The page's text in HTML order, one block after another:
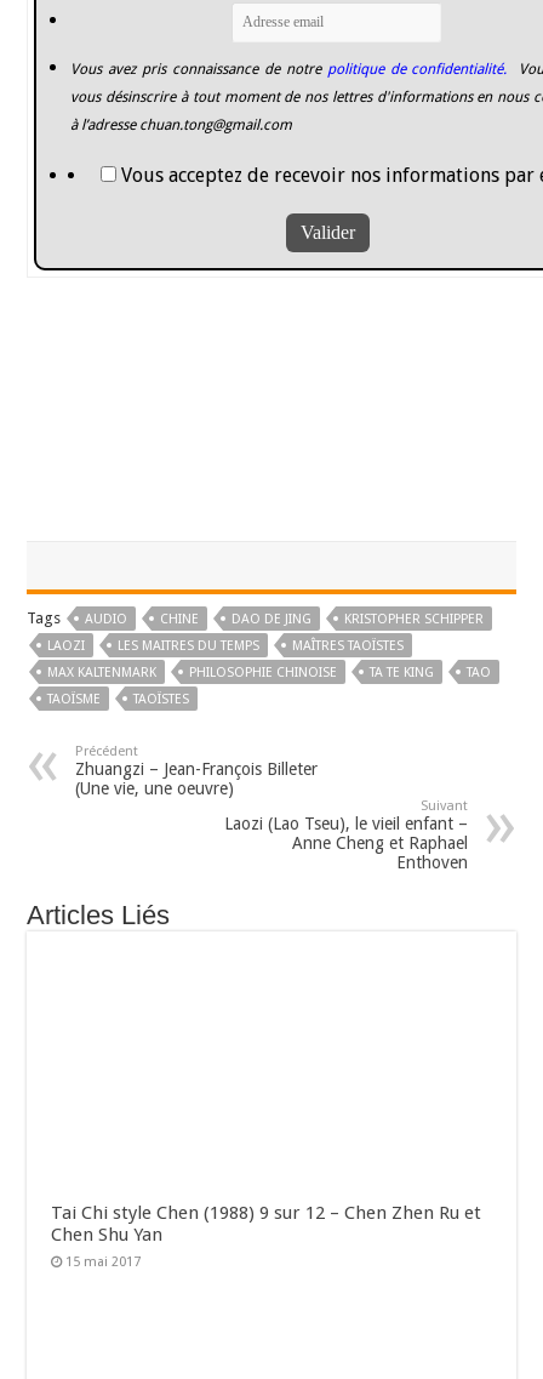
Vous avez pris connaissance de notrepolitique de confidentialité.
vous désinscrire à tout moment de nos lettres d'informations en nous
à l’adresse chuan.tong@gmail.com
Vous acceptez de recevoir nos informations par
Tags AUDIO CHINE DAO DE JING
KRISTOPHER SCHIPPER
LAOZI
LES MAITRES DU TEMPS
MAÎTRES TAOÏSTES
MAX KALTENMARK
PHILOSOPHIE CHINOISE TA TE KING
TAO
TAOÏSME
TAOÏSTES
Précédent
Zhuangzi – Jean-François Billeter
(Une vie, une oeuvre)
Suivant
Laozi (Lao Tseu), le vieil enfant –
Anne Cheng et Raphael
Enthoven
Articles Liés
Tai Chi style Chen (1988) 9 sur 12 – Chen Zhen Ru et
Chen Shu Yan
15 mai 2017